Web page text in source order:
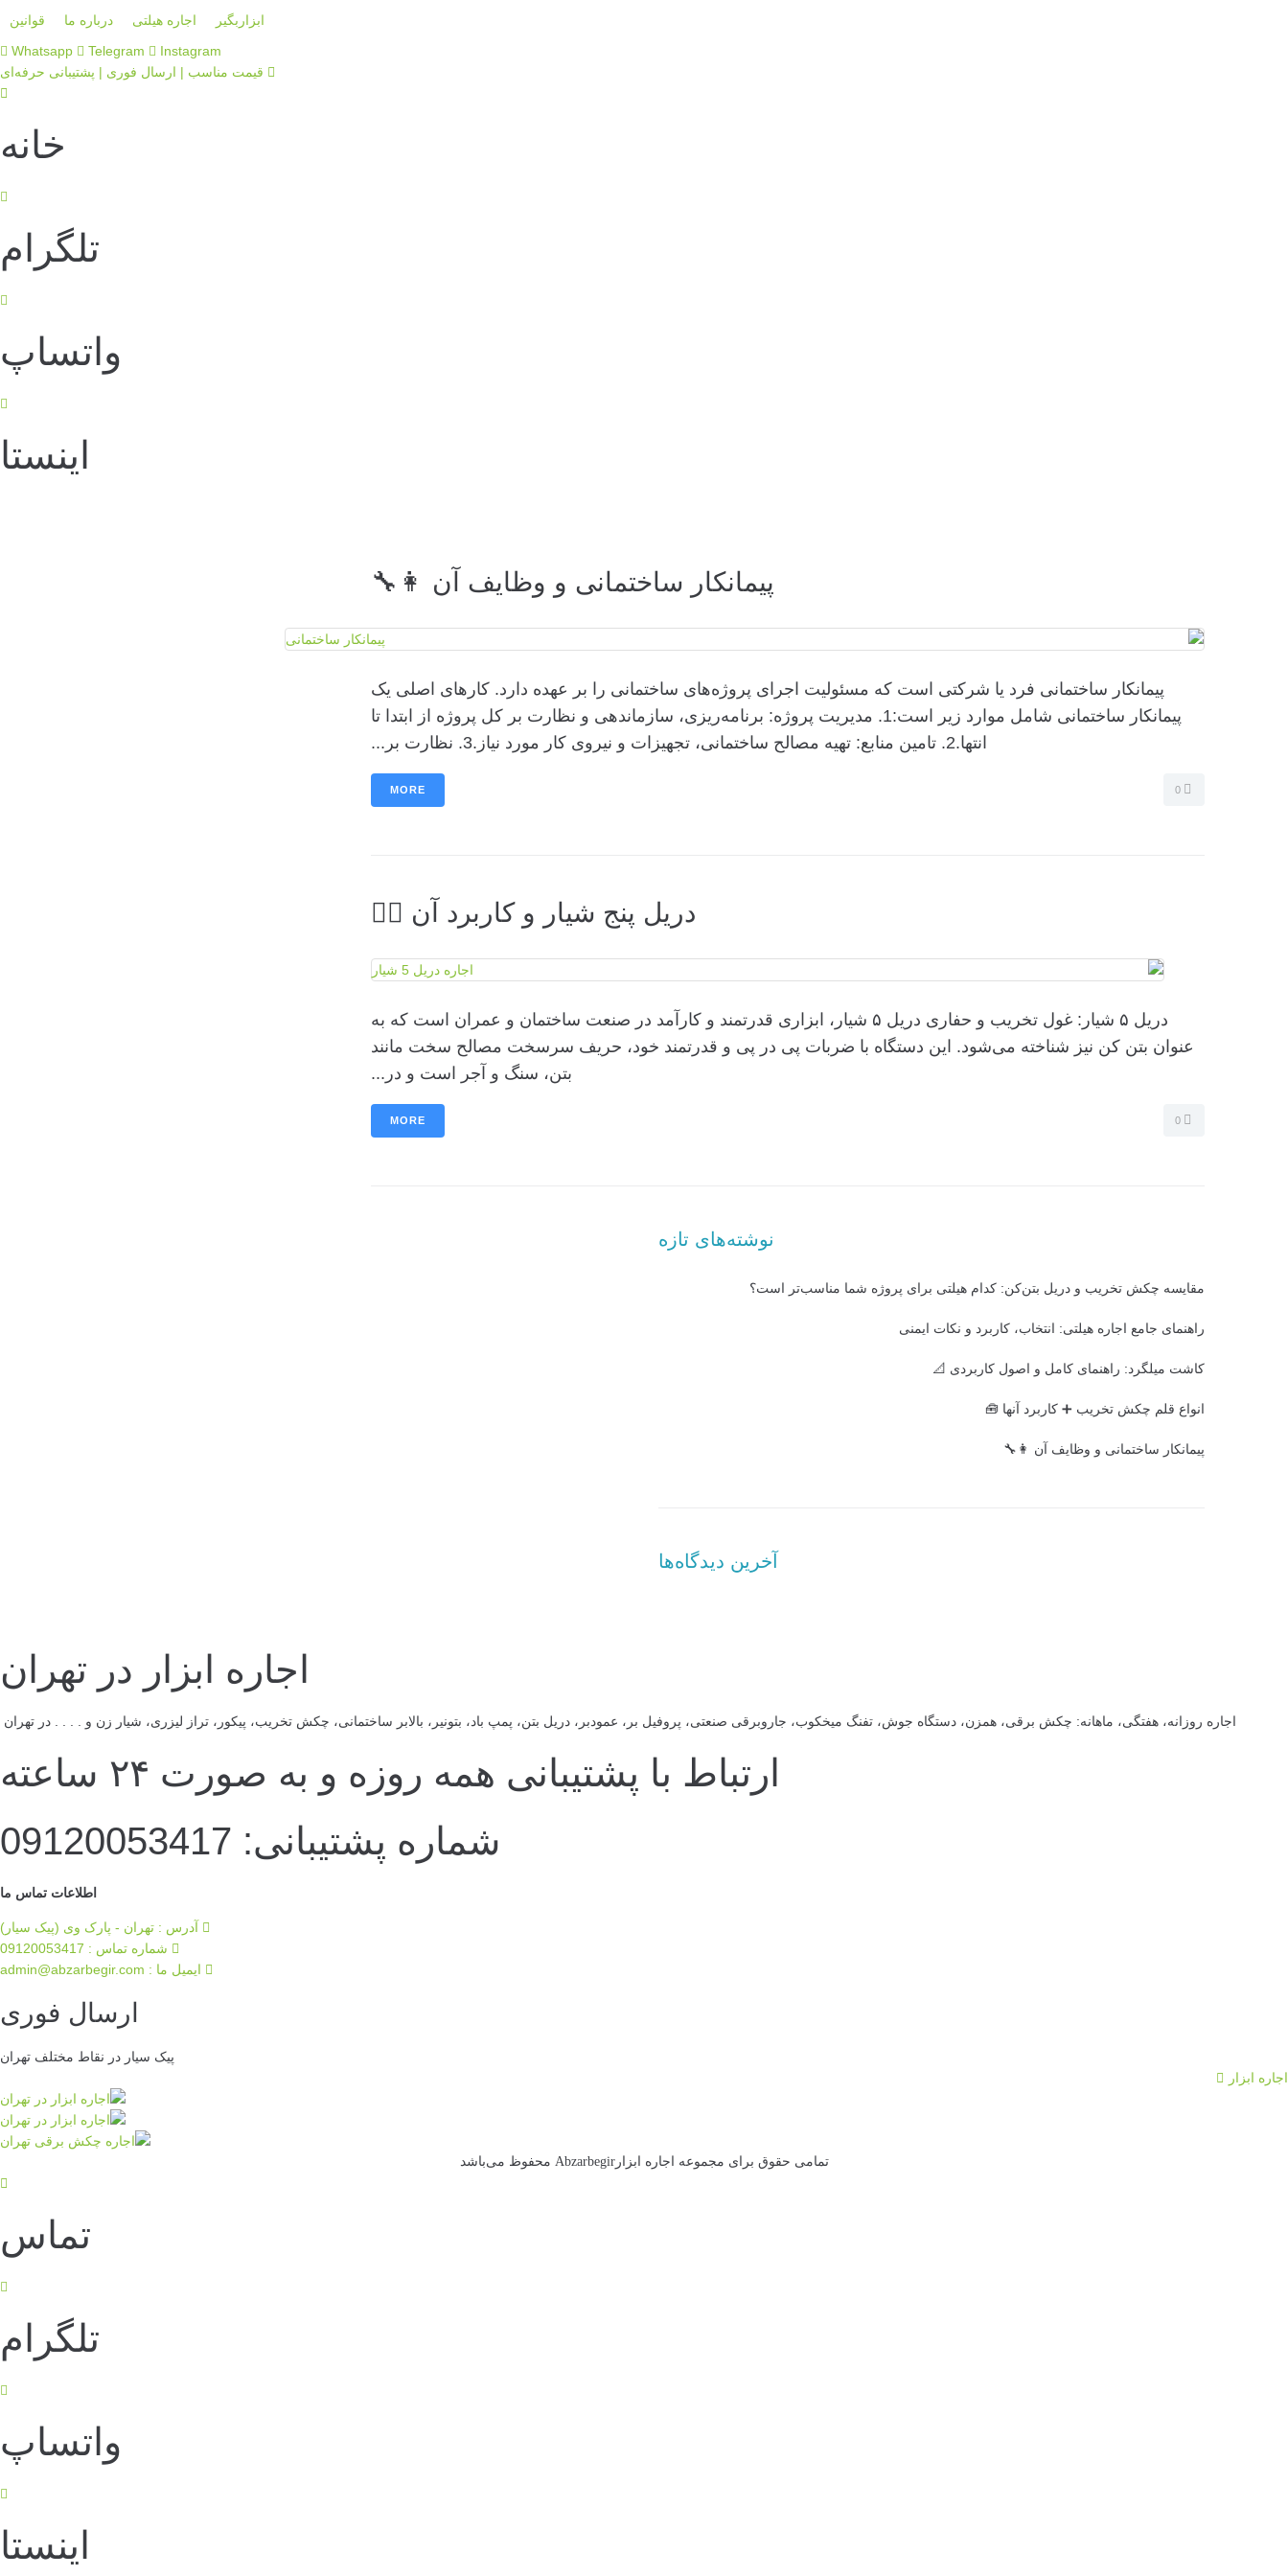
ابزاربگیر اجاره هیلتی درباره ما
قوانین
Whatsapp
Telegram
Instagram
قیمت مناسب | ارسال فوری | پشتیبانی حرفه‌ای
خانه
تلگرام
واتساپ
اینستا
پیمانکار ساختمانی و وظایف آن 👩‍🔧
پیمانکار ساختمانی فرد یا شرکتی است که مسئولیت اجرای پروژه‌های ساختمانی را بر عهده دارد. کارهای اصلی یک
پیمانکار ساختمانی شامل موارد زیر است:1. مدیریت پروژه: برنامه‌ریزی، سازماندهی و نظارت بر کل پروژه از ابتدا تا
انتها.2. تامین منابع: تهیه مصالح ساختمانی، تجهیزات و نیروی کار مورد نیاز.3. نظارت بر...
MORE
دریل پنج شیار و کاربرد آن 👷‍♂️
دریل ۵ شیار: غول تخریب و حفاری دریل ۵ شیار، ابزاری قدرتمند و کارآمد در صنعت ساختمان و عمران است که به
عنوان بتن کن نیز شناخته می‌شود. این دستگاه با ضربات پی در پی و قدرتمند خود، حریف سرسخت مصالح سخت مانند
بتن، سنگ و آجر است و در...
MORE
نوشته‌های تازه
مقایسه چکش تخریب و دریل بتن‌کن: کدام هیلتی برای پروژه شما مناسب‌تر است؟
راهنمای جامع اجاره هیلتی: انتخاب، کاربرد و نکات ایمنی
کاشت میلگرد: راهنمای کامل و اصول کاربردی 📐
انواع قلم چکش تخریب ➕ کاربرد آنها 🧰
پیمانکار ساختمانی و وظایف آن 👩‍🔧
آخرین دیدگاه‌ها
اجاره ابزار در تهران
اجاره روزانه، هفتگی، ماهانه: چکش برقی، همزن، دستگاه جوش، تفنگ میخکوب، جاروبرقی صنعتی، پروفیل بر، عمودبر، دریل بتن، پمپ باد، بتونیر، بالابر ساختمانی، چکش تخریب، پیکور، تراز لیزری، شیار زن و . . . . در تهران
ارتباط با پشتیبانی همه روزه و به صورت ۲۴ ساعته
شماره پشتیبانی: 09120053417
اطلاعات تماس ما
آدرس : تهران - پارک وی (پیک سیار)
شماره تماس : 09120053417
ایمیل ما :‌ admin@abzarbegir.com
ارسال فوری
پیک سیار در نقاط مختلف تهران
اجاره ابزار
تمامی حقوق برای مجموعه اجاره ابزارAbzarbegir محفوظ می‌باشد
تماس
تلگرام
واتساپ
اینستا